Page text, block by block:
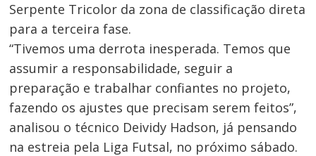
Serpente Tricolor da zona de classificação direta
para a terceira fase.
“Tivemos uma derrota inesperada. Temos que
assumir a responsabilidade, seguir a
preparação e trabalhar confiantes no projeto,
fazendo os ajustes que precisam serem feitos”,
analisou o técnico Deividy Hadson, já pensando
na estreia pela Liga Futsal, no próximo sábado.
Navegação
de
Post